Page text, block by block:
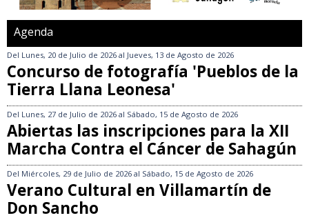
Agenda
Del Lunes, 20 de Julio de 2026 al Jueves, 13 de Agosto de 2026
Concurso de fotografía 'Pueblos de la
Tierra Llana Leonesa'
Del Lunes, 27 de Julio de 2026 al Sábado, 15 de Agosto de 2026
Abiertas las inscripciones para la XII
Marcha Contra el Cáncer de Sahagún
Del Miércoles, 29 de Julio de 2026 al Sábado, 15 de Agosto de 2026
Verano Cultural en Villamartín de
Don Sancho